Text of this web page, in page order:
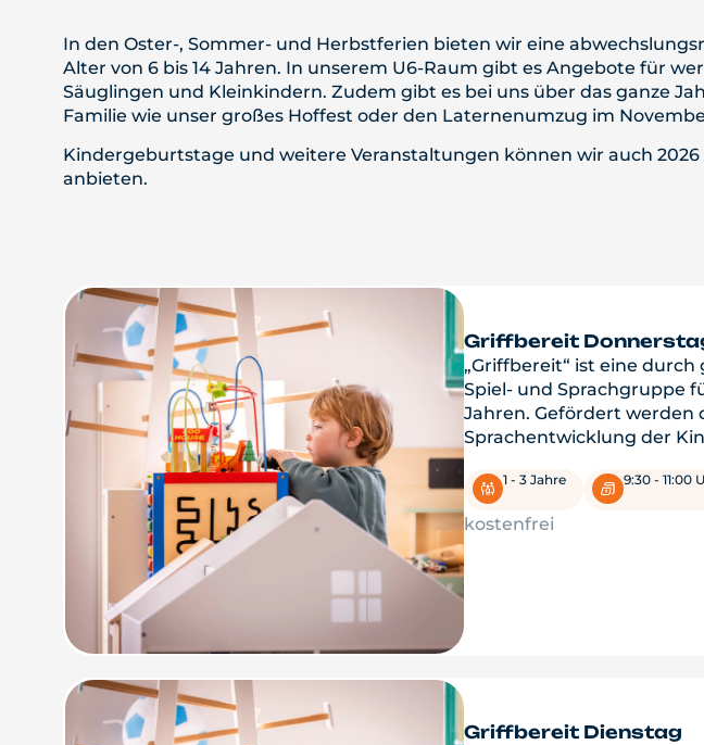
In den Oster-, Sommer- und Herbstferien bieten wir eine
Alter von 6 bis 14 Jahren. In unserem U6-Raum gibt es Angebote für
Säuglingen und Kleinkindern. Zudem gibt es bei uns über das ganze
Familie wie unser großes Hoffest oder den Laternenumzug im
Kindergeburtstage und weitere Veranstaltungen können wir auch
anbieten.
Griffbereit
„Griffbereit“ ist eine
Spiel- und Sprachgruppe
Jahren. Gefördert werden
Sprachentwicklung der
1 - 3 Jahre 9:30 - 11:00
kostenfrei
Griffbereit Dienstag